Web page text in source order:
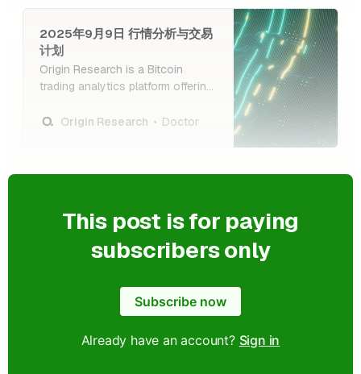
2025年9月9日 行情分析与交易
计划
Origin Research is a Bitcoin
trading analytics platform offering
and guidance to help investors
Origin Research Doctor
This post is for paying
subscribers only
Subscribe now
Already have an account? Sign in